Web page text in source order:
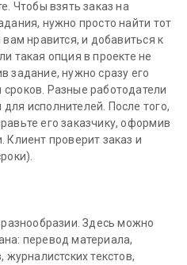
Чтобы взять заказ на
нужно просто найти тот
нравится, и добавиться к
такая опция в проекте не
задание, нужно сразу его
Разные работодатели
исполнителей. После того,
его заказчику, оформив
Клиент проверит заказ и
разнообразии. Здесь можно
перевод материала,
журналистских текстов,